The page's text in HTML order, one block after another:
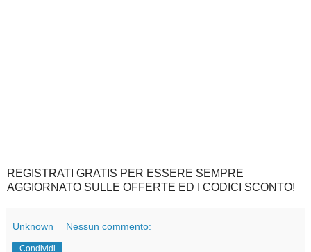
REGISTRATI GRATIS PER ESSERE SEMPRE
AGGIORNATO SULLE OFFERTE ED I CODICI SCONTO!
Unknown Nessun commento:
Condividi